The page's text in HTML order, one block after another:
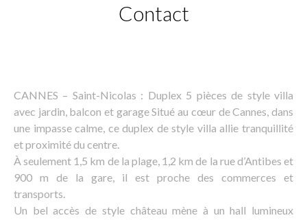
Contact
CANNES – Saint-Nicolas : Duplex 5 pièces de style villa
avec jardin, balcon et garage Situé au cœur de Cannes, dans
une impasse calme, ce duplex de style villa allie tranquillité
et proximité du centre.
À seulement 1,5 km de la plage, 1,2 km de la rue d’Antibes et
900 m de la gare, il est proche des commerces et
transports.
Un bel accès de style château mène à un hall lumineux